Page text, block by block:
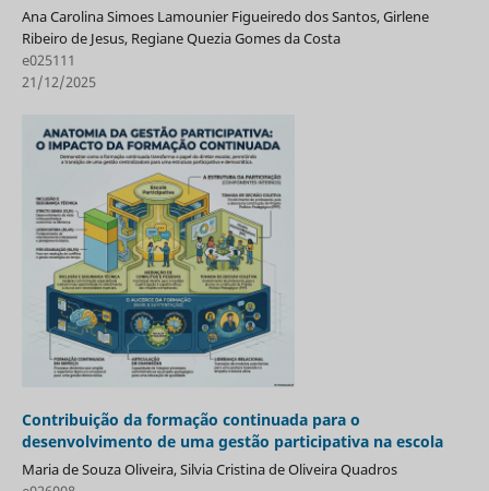
Ana Carolina Simoes Lamounier Figueiredo dos Santos, Girlene
Ribeiro de Jesus, Regiane Quezia Gomes da Costa
e025111
21/12/2025
Contribuição da formação continuada para o
desenvolvimento de uma gestão participativa na escola
Maria de Souza Oliveira, Silvia Cristina de Oliveira Quadros